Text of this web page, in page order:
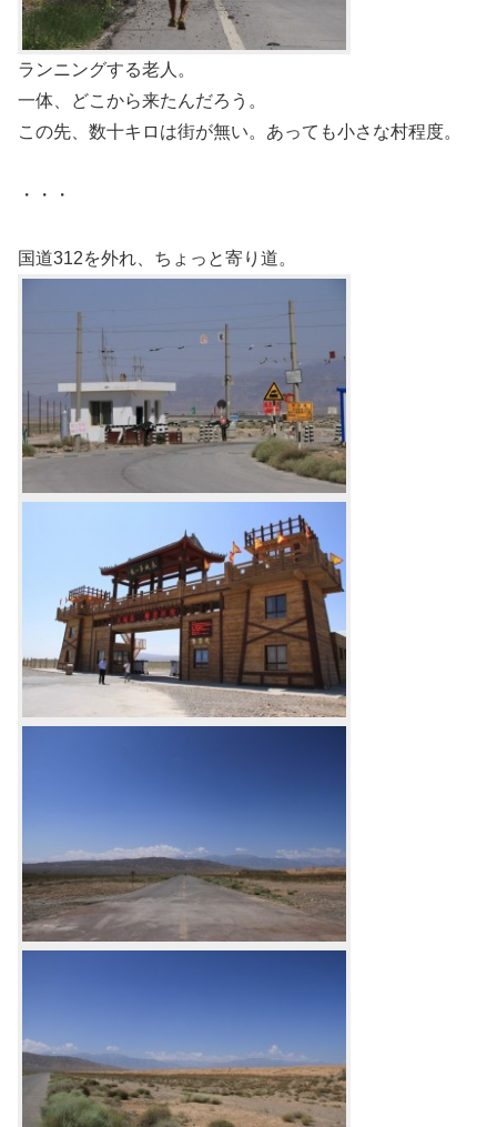
ランニングする老人。
一体、どこから来たんだろう。
この先、数十キロは街が無い。あっても小さな村程度。
・・・
国道312を外れ、ちょっと寄り道。